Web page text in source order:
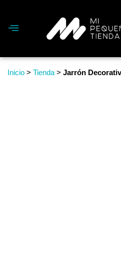
Inicio > Tienda > Jarrón